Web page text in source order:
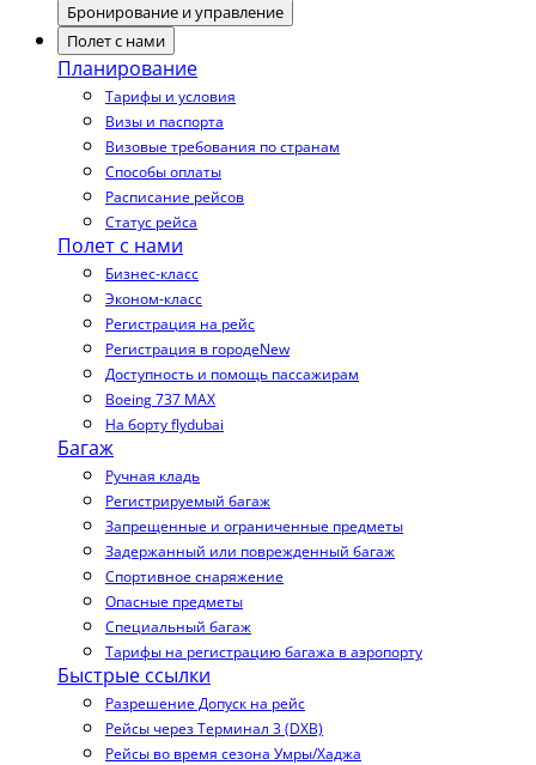
Бронирование и управление
Полет с нами
Планирование
Тарифы и условия
Визы и паспорта
Визовые требования по странам
Способы оплаты
Расписание рейсов
Статус рейса
Полет с нами
Бизнес-класс
Эконом-класс
Регистрация на рейс
Регистрация в городеNew
Доступность и помощь пассажирам
Boeing 737 MAX
На борту flydubai
Багаж
Ручная кладь
Регистрируемый багаж
Запрещенные и ограниченные предметы
Задержанный или поврежденный багаж
Спортивное снаряжение
Опасные предметы
Специальный багаж
Тарифы на регистрацию багажа в аэропорту
Быстрые ссылки
Разрешение Допуск на рейс
Рейсы через Терминал 3 (DXB)
Рейсы во время сезона Умры/Хаджа